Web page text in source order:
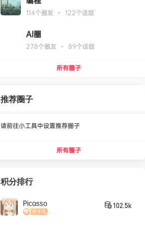
114个圈友 • 122个话题
AI圈
278个圈友 • 89个话题
所有圈子
推荐圈子
请前往小工具中设置推荐圈子
所有圈子
积分排行
Picasso 102.5k